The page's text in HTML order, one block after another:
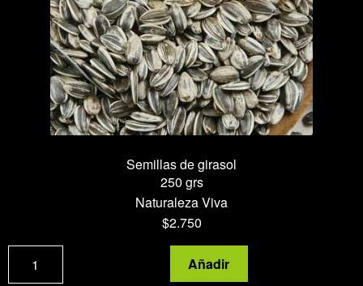
Semillas de girasol
250 grs
Naturaleza Viva
$2.750
Semillas
de
Añadir